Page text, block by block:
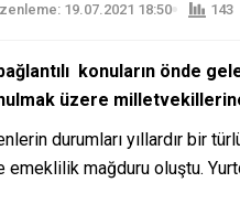
19.07.2021 18:50 143
konuların önde
üzere
durumları yıllardır bir
mağduru oluştu.